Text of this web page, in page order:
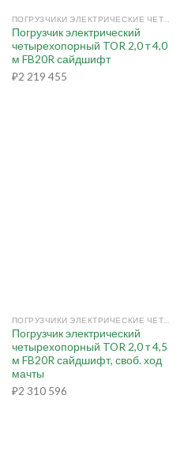
Погрузчик электрический
четырехопорный TOR 2,0 т 4,0
м FB20R сайдшифт
₽2 219 455
Погрузчик электрический
четырехопорный TOR 2,0 т 4,5
м FB20R сайдшифт, своб. ход
мачты
₽2 310 596